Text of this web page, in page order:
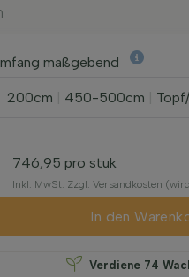
maßgebend
200cm 450-500cm
746,95 pro stuk
Inkl. MwSt. Zzgl. Versandkosten
In den
Verdiene 74